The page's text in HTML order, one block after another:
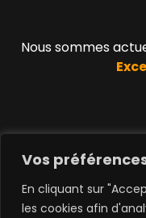
Vos
En cliquant sur
les cookies afin
Nous sommes
© 2019 - 2023